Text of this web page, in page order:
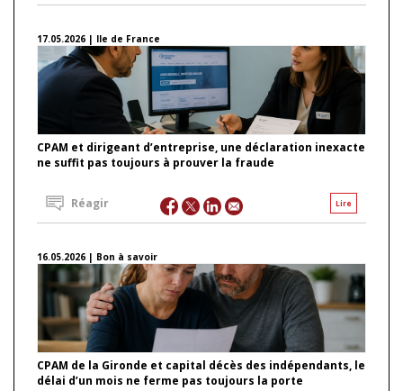
17.05.2026 | Ile de France
CPAM et dirigeant d’entreprise, une déclaration inexacte
ne suffit pas toujours à prouver la fraude
Lire
Réagir
16.05.2026 | Bon à savoir
CPAM de la Gironde et capital décès des indépendants, le
délai d’un mois ne ferme pas toujours la porte